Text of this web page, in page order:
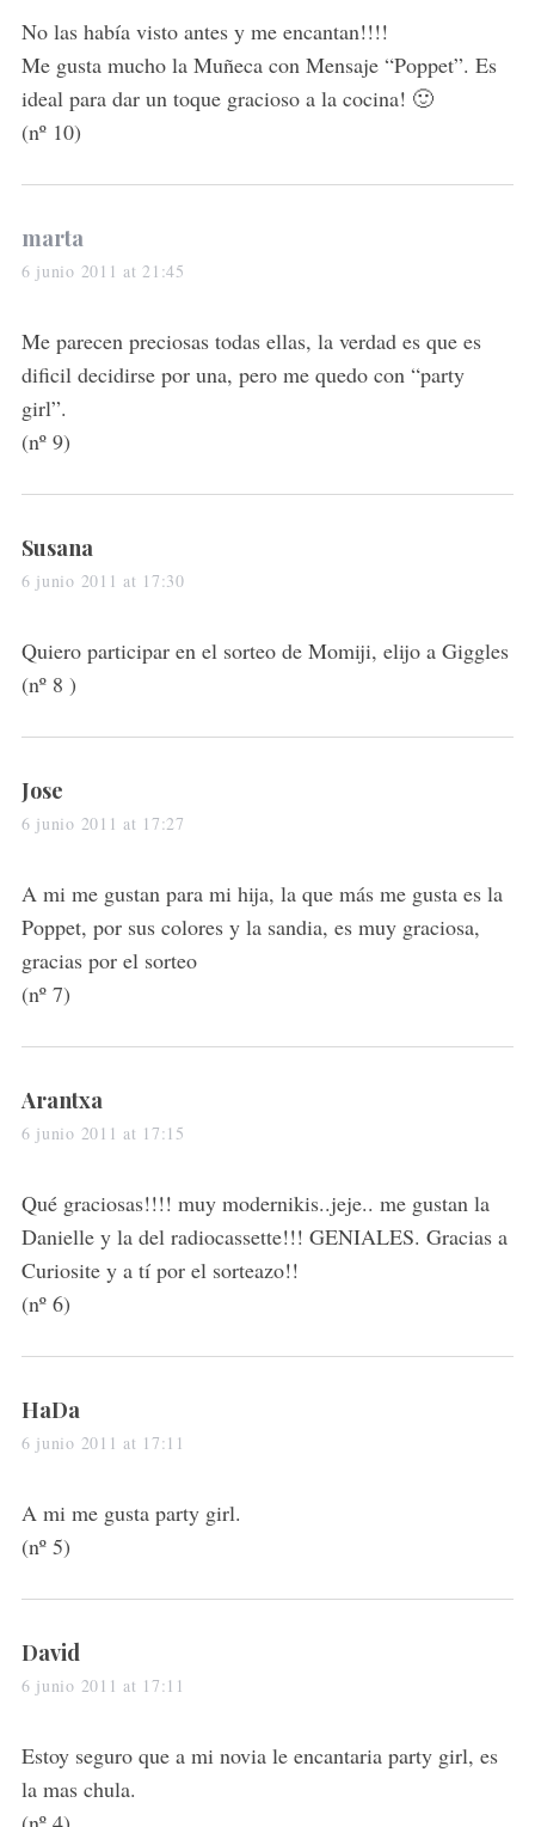
s
:
No las había visto antes y me encantan!!!!
Me gusta mucho la Muñeca con Mensaje “Poppet”. Es
ideal para dar un toque gracioso a la cocina! 🙂
(nº 10)
s
a
s
:
marta
6 junio 2011 at 21:45
Me parecen preciosas todas ellas, la verdad es que es
dificil decidirse por una, pero me quedo con “party
girl”.
(nº 9)
s
a
s
:
Susana
6 junio 2011 at 17:30
Quiero participar en el sorteo de Momiji, elijo a Giggles
(nº 8 )
s
a
s
:
Jose
6 junio 2011 at 17:27
A mi me gustan para mi hija, la que más me gusta es la
Poppet, por sus colores y la sandia, es muy graciosa,
gracias por el sorteo
(nº 7)
s
a
s
:
Arantxa
6 junio 2011 at 17:15
Qué graciosas!!!! muy modernikis..jeje.. me gustan la
Danielle y la del radiocassette!!! GENIALES. Gracias a
Curiosite y a tí por el sorteazo!!
(nº 6)
s
a
s
:
HaDa
6 junio 2011 at 17:11
A mi me gusta party girl.
(nº 5)
s
a
s
:
David
6 junio 2011 at 17:11
Estoy seguro que a mi novia le encantaria party girl, es
la mas chula.